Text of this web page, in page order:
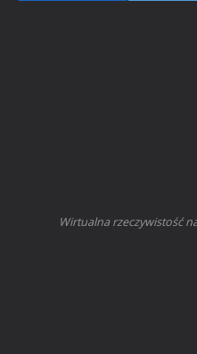
Wirtualna rzeczywistość